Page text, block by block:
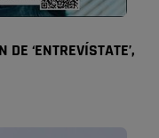
‘ENTREVÍSTATE’,